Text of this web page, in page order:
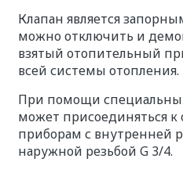
Клапан является
можно отключить и
взятый отопительный
всей системы отопления.
При помощи
может присоединяться
приборам с внутренней
наружной резьбой G 3/4.